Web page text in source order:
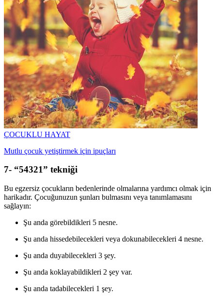
ÇOCUKLU HAYAT
Mutlu çocuk yetiştirmek için ipuçları
7- “54321” tekniği
Bu egzersiz çocukların bedenlerinde olmalarına yardımcı olmak için
harikadır. Çocuğunuzun şunları bulmasını veya tanımlamasını
sağlayın:
Şu anda görebildikleri 5 nesne.
Şu anda hissedebilecekleri veya dokunabilecekleri 4 nesne.
Şu anda duyabilecekleri 3 şey.
Şu anda koklayabildikleri 2 şey var.
Şu anda tadabilecekleri 1 şey.